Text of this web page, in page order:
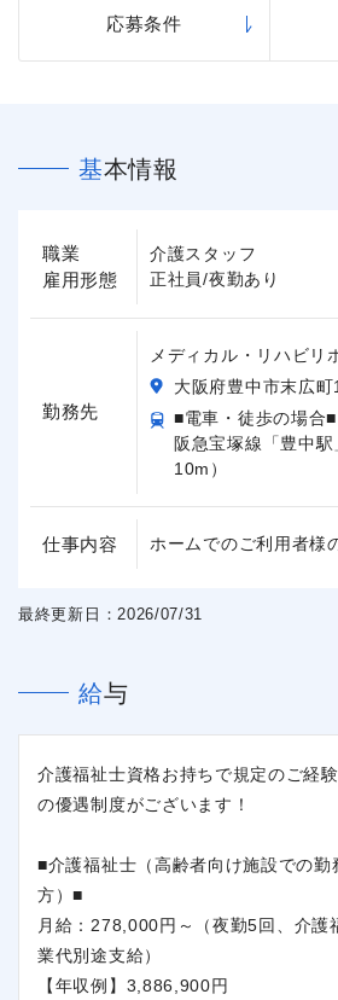
応募条件
基本情報
職業
雇用形態
介護スタッフ
正社員/夜勤あり
勤務先
メディカル・リハビリ
大阪府豊中市末広
■電車・徒歩の場合■
阪急宝塚線「豊中
10m）
仕事内容 ホームでのご利用者様
最終更新日：2026/07/31
給与
介護福祉士資格お持ちで規定のご経
の優遇制度がございます！
■介護福祉士（高齢者向け施設での
方）■
月給：278,000円～（夜勤5回、介
業代別途支給）
【年収例】3,886,900円